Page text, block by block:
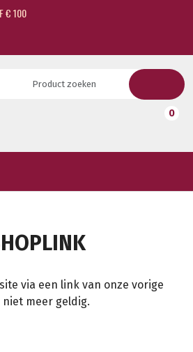
€ 100
0
via een link van onze vorige
meer geldig.